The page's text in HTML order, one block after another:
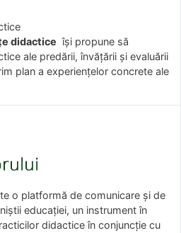
didactice îşi propune să
ale predării, învăţării şi evaluării
plan a experienţelor concrete ale
o platformă de comunicare și de
educației, un instrument în
didactice în conjuncție cu